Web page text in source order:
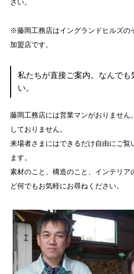
さい。
※藤岡工務店はイングランドヒルズの
加盟店です。
私たちが直接ご案内。なんでも
い。
藤岡工務店には営業マンがおりません
しておりません。
来場者さまにはできるだけ自由にご覧
ます。
素材のこと、構造のこと、インテリア
ど何でもお気軽にお尋ねください。